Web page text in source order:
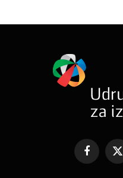
Facebook
X